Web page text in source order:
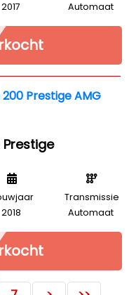
2017
Automaat
2018
Transmissie
Automaat